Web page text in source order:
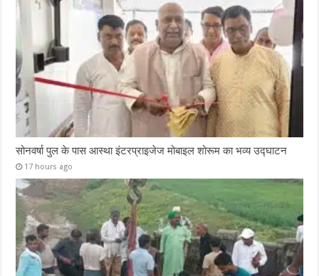
सोनवर्षा पुल के पास आस्था इंटरप्राइजेज मोबाइल शोरूम का भव्य उद्घाटन
17 hours ago